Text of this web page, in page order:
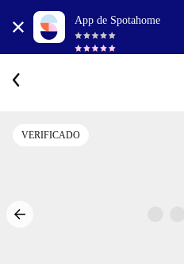
App de Spotahome
VERIFICADO